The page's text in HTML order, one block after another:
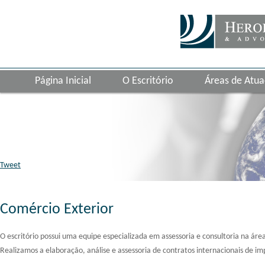
Página Inicial O Escritório Áreas de
Tweet
Comércio Exterior
O escritório possui uma equipe especializada em assessoria e consultoria na
Realizamos a elaboração, análise e assessoria de contratos internacionais de